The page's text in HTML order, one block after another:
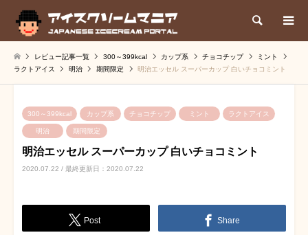
検索
レビュー記事一覧 300～399kcal カップ系 チョコチップ
ミント
ラクトアイス
明治 期間限定 明治エッセル スーパーカップ 白いチョコミント
300～399kcal カップ系 チョコチップ ミント ラクトアイス
明治 期間限定
明治エッセル スーパーカップ 白いチョコミント
2020.07.22 / 最終更新日：2020.07.22
Post Share